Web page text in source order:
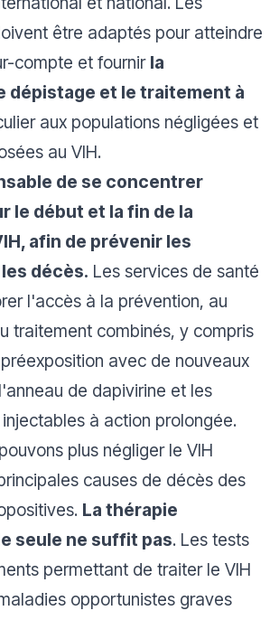
être adaptés pour atteindre
compte et fournir la
dépistage et le traitement à
aux populations négligées et
au VIH.
de se concentrer
le début et la fin de la
afin de prévenir les
décès. Les services de santé
l'accès à la prévention, au
traitement combinés, y compris
avec de nouveaux
de dapivirine et les
à action prolongée.
plus négliger le VIH
causes de décès des
La thérapie
seule ne suffit pas. Les tests
permettant de traiter le VIH
opportunistes graves